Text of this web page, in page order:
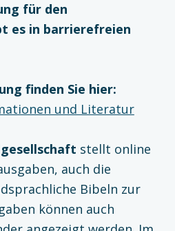
für den
es in barrierefreien
finden Sie hier:
und Literatur
stellt online
auch die
Bibeln zur
können auch